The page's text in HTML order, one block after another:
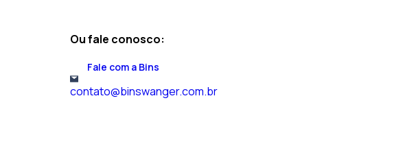
Ou fale conosco:
Fale com a Bins
contato@binswanger.com.br